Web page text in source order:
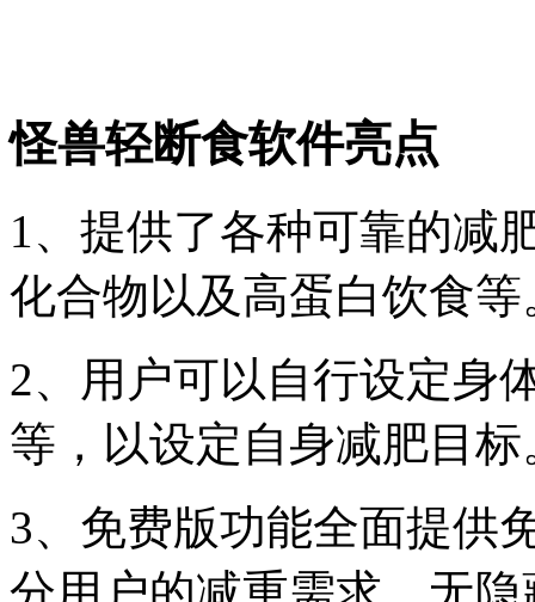
怪兽轻断食软件亮点
1、提供了各种可靠的减
化合物以及高蛋白饮食等
2、用户可以自行设定身
等，以设定自身减肥目标
3、免费版功能全面提供
分用户的减重需求，无